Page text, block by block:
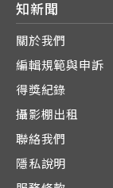
知新聞
關於我們
編輯規範與申訴
得獎紀錄
攝影棚出租
聯絡我們
隱私說明